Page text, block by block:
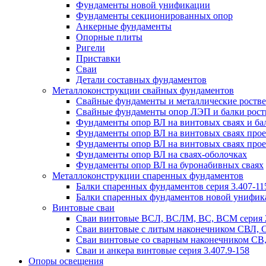
Фундаменты новой унификации
Фундаменты секционированных опор
Анкерные фундаменты
Опорные плиты
Ригели
Приставки
Сваи
Детали составных фундаментов
Металлоконструкции свайных фундаментов
Свайные фундаменты и металлические
Свайные фундаменты опор ЛЭП и балки
Фундаменты опор ВЛ на винтовых сваях и
Фундаменты опор ВЛ на винтовых сваях
Фундаменты опор ВЛ на винтовых сваях
Фундаменты опор ВЛ на сваях-оболочках
Фундаменты опор ВЛ на буронабивных сваях
Металлоконструкции спаренных фундаментов
Балки спаренных фундаментов серия 3.407-
Балки спаренных фундаментов новой
Винтовые сваи
Сваи винтовые ВСЛ, ВСЛМ, ВС, ВСМ серия
Сваи винтовые с литым наконечником
Сваи винтовые со сварным наконечником
Сваи и анкера винтовые серия 3.407.9-158
Опоры освещения